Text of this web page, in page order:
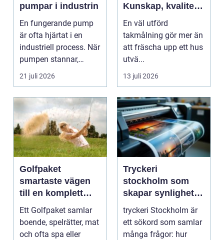
pumpar i industrin
En fungerande pump
är ofta hjärtat i en
industriell process. När
pumpen stannar,
stan...
21 juli 2026
Kunskap, kvalitet
och långsiktigt
skydd vid
takmålning i
Göteborg
En väl utförd
takmålning gör mer än
att fräscha upp ett hus
utvä...
13 juli 2026
Golfpaket
smartaste vägen
till en komplett
golfupplevelse
Ett Golfpaket samlar
boende, spelrätter, mat
och ofta spa eller
Tryckeri
stockholm som
skapar synlighet
och förtroende
tryckeri Stockholm är
ett sökord som samlar
många frågor: hur